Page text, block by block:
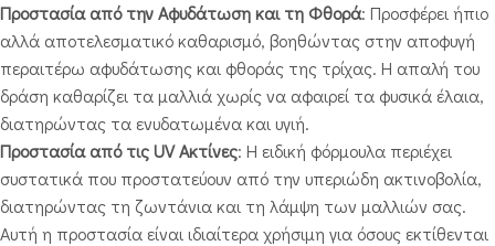
Προστασία από την Αφυδάτωση και τη Φθορά: Προσφέρει ήπιο
αλλά αποτελεσματικό καθαρισμό, βοηθώντας στην αποφυγή
περαιτέρω αφυδάτωσης και φθοράς της τρίχας. Η απαλή του
δράση καθαρίζει τα μαλλιά χωρίς να αφαιρεί τα φυσικά έλαια,
διατηρώντας τα ενυδατωμένα και υγιή.
Προστασία από τις UV Ακτίνες: Η ειδική φόρμουλα περιέχει
συστατικά που προστατεύουν από την υπεριώδη ακτινοβολία,
διατηρώντας τη ζωντάνια και τη λάμψη των μαλλιών σας.
Αυτή η προστασία είναι ιδιαίτερα χρήσιμη για όσους εκτίθενται